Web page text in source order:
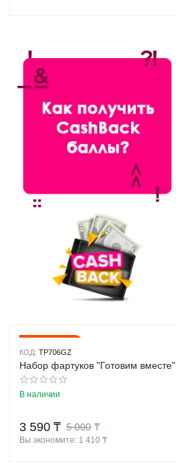
КОД: TP706GZ
Набор фартуков "Готовим вместе"
В наличии
5 000 ₸
3 590 ₸
Вы экономите: 1 410 ₸